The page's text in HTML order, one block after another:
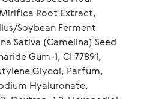
Root Extract,
Soybean Ferment
Sativa (Camelina) Seed
Gum-1, CI 77891,
Glycol, Parfum,
Hyaluronate,